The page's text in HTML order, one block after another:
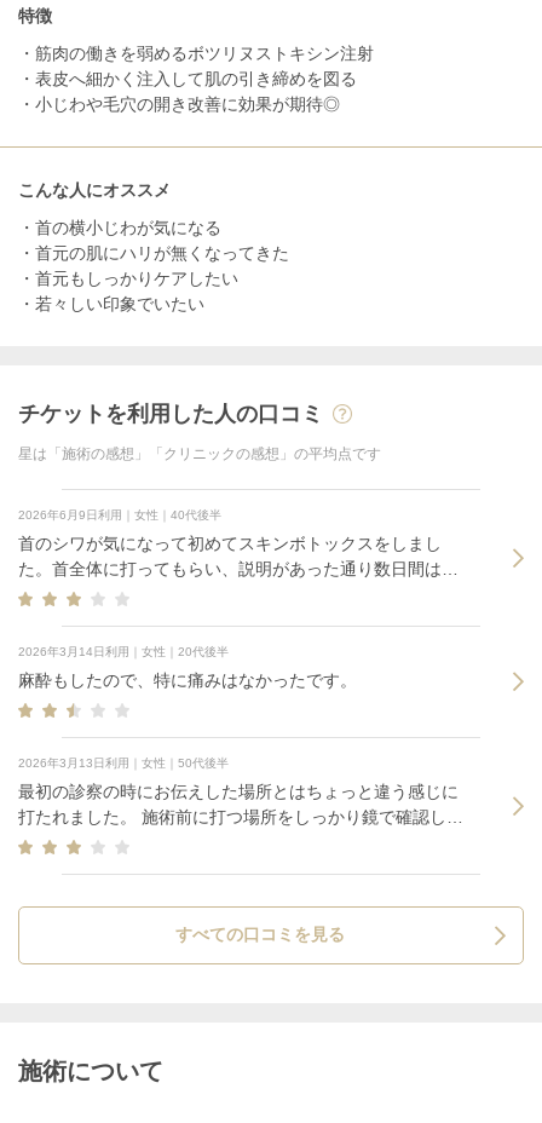
特徴
・筋肉の働きを弱めるボツリヌストキシン注射
・表皮へ細かく注入して肌の引き締めを図る
・小じわや毛穴の開き改善に効果が期待◎
こんな人にオススメ
・首の横小じわが気になる
・首元の肌にハリが無くなってきた
・首元もしっかりケアしたい
・若々しい印象でいたい
チケットを利用した人の口コミ
星は「施術の感想」「クリニックの感想」の平均点です
2026年6月9日利用｜女性｜40代後半
首のシワが気になって初めてスキンボトックスをしまし
た。首全体に打ってもらい、説明があった通り数日間は少
し内出血のあとが残りました。 劇的に綺麗になった訳では
感想です。
2026年3月14日利用｜女性｜20代後半
麻酔もしたので、特に痛みはなかったです。
2026年3月13日利用｜女性｜50代後半
最初の診察の時にお伝えした場所とはちょっと違う感じに
打たれました。 施術前に打つ場所をしっかり鏡で確認して
欲しかったです。打ってる時の止血も何かでゴシゴシ拭か
すべての口コミを見る
施術について